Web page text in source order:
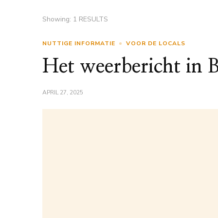
Showing: 1 RESULTS
NUTTIGE INFORMATIE VOOR DE LOCALS
Het weerbericht in
APRIL 27, 2025